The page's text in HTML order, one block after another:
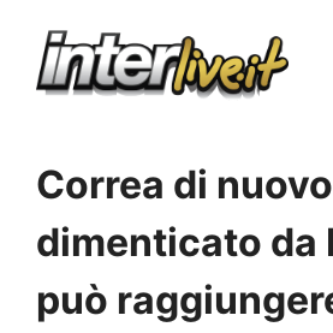
Correa di nuovo
dimenticato da
può